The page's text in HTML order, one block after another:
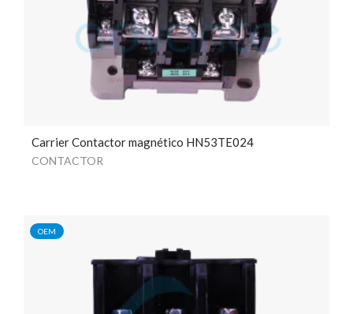
Carrier Contactor magnético HN53TE024
CONTACTOR
OEM